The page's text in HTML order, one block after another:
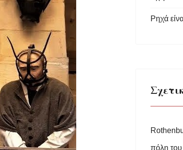
Ρηχά
πόλη